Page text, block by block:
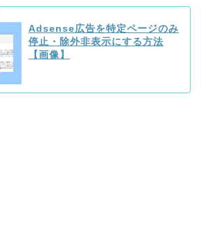
Adsense広告を特定ページのみ
停止・除外非表示にする方法
【画像】